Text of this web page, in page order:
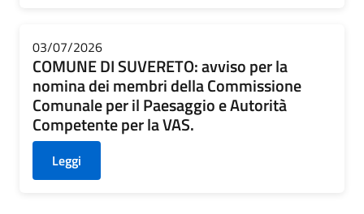
03/07/2026
COMUNE DI SUVERETO: avviso per la
nomina dei membri della Commissione
Comunale per il Paesaggio e Autorità
Competente per la VAS.
Leggi